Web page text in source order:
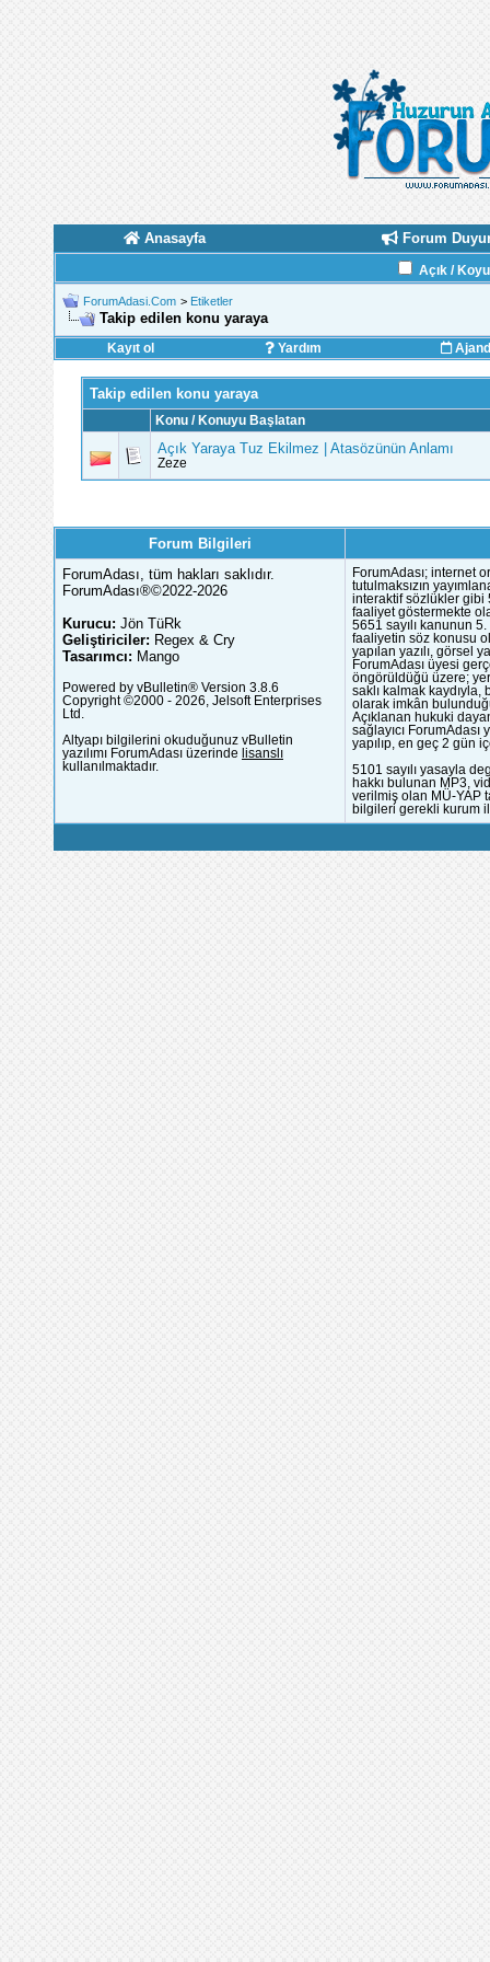
Anasayfa Forum
Açık /
ForumAdasi.Com > Etiketler
Takip edilen konu yaraya
Kayıt ol Yardım
Takip edilen konu yaraya
Konu / Konuyu Başlatan
Açık Yaraya Tuz Ekilmez | Atasözünün Anlamı
Zeze
Forum Bilgileri
ForumAdası, tüm hakları saklıdır.
ForumAdası®©2022-2026
Kurucu: Jön TüRk
Geliştiriciler: Regex & Cry
Tasarımcı: Mango
Powered by vBulletin® Version 3.8.6
Copyright ©2000 - 2026, Jelsoft Enterprises
Ltd.
Altyapı bilgilerini okuduğunuz vBulletin
yazılımı ForumAdası üzerinde lisanslı
kullanılmaktadır.
ForumAdası; internet
tutulmaksızın
interaktif sözlükler gibi
faaliyet göstermekte
5651 sayılı kanunun
faaliyetin söz konusu
yapılan yazılı, görsel
ForumAdası üyesi
öngörüldüğü üzere;
saklı kalmak
olarak imkân
Açıklanan hukuki
sağlayıcı
yapılıp, en geç 2 gün
5101 sayılı yasayla
hakkı bulunan MP3,
verilmiş olan MÜ-YAP
bilgileri gerekli kurum